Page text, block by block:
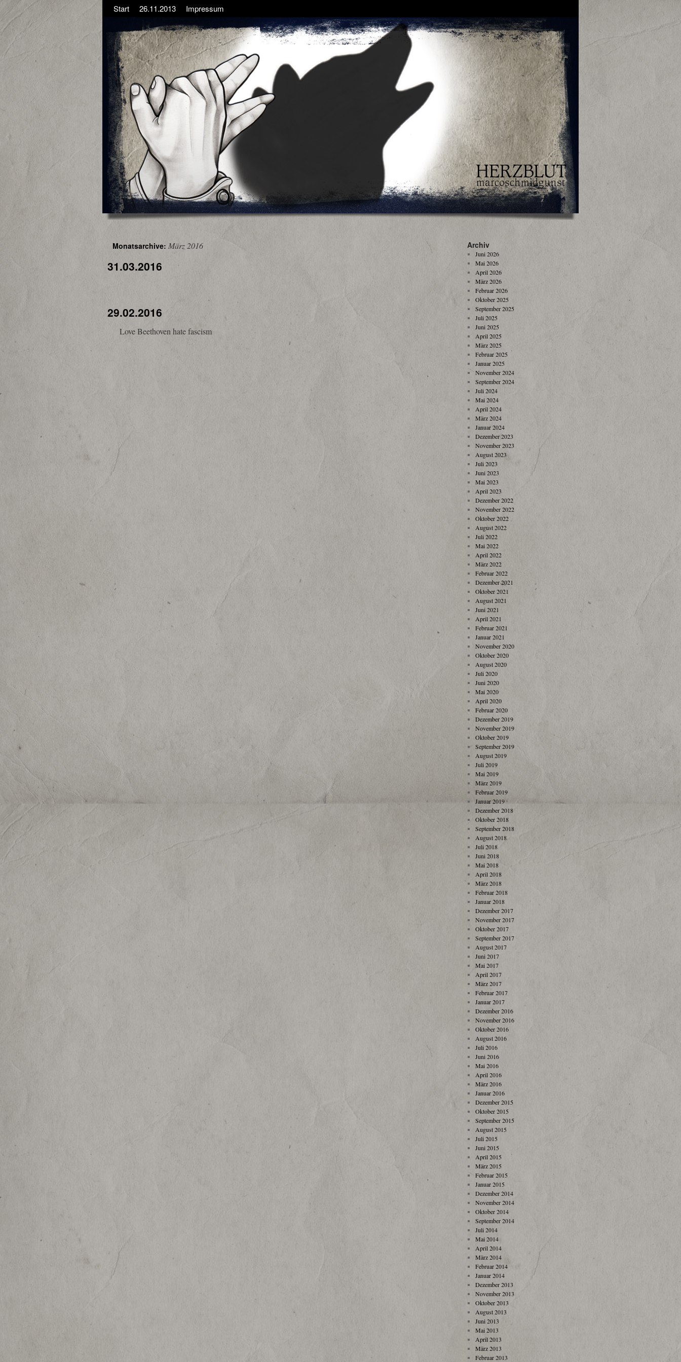
Start 26.11.2013 Impressum
Monatsarchive: März 2016
31.03.2016
29.02.2016
Love Beethoven hate fascism
Archiv
Juni 2026
Mai 2026
April 2026
März 2026
Februar 2026
Oktober 2025
September 2025
Juli 2025
Juni 2025
April 2025
März 2025
Februar 2025
Januar 2025
November 2024
September 2024
Juli 2024
Mai 2024
April 2024
März 2024
Januar 2024
Dezember 2023
November 2023
August 2023
Juli 2023
Juni 2023
Mai 2023
April 2023
Dezember 2022
November 2022
Oktober 2022
August 2022
Juli 2022
Mai 2022
April 2022
März 2022
Februar 2022
Dezember 2021
Oktober 2021
August 2021
Juni 2021
April 2021
Februar 2021
Januar 2021
November 2020
Oktober 2020
August 2020
Juli 2020
Juni 2020
Mai 2020
April 2020
Februar 2020
Dezember 2019
November 2019
Oktober 2019
September 2019
August 2019
Juli 2019
Mai 2019
März 2019
Februar 2019
Januar 2019
Dezember 2018
Oktober 2018
September 2018
August 2018
Juli 2018
Juni 2018
Mai 2018
April 2018
März 2018
Februar 2018
Januar 2018
Dezember 2017
November 2017
Oktober 2017
September 2017
August 2017
Juni 2017
Mai 2017
April 2017
März 2017
Februar 2017
Januar 2017
Dezember 2016
November 2016
Oktober 2016
August 2016
Juli 2016
Juni 2016
Mai 2016
April 2016
März 2016
Januar 2016
Dezember 2015
Oktober 2015
September 2015
August 2015
Juli 2015
Juni 2015
April 2015
März 2015
Februar 2015
Januar 2015
Dezember 2014
November 2014
Oktober 2014
September 2014
Juli 2014
Mai 2014
April 2014
März 2014
Februar 2014
Januar 2014
Dezember 2013
November 2013
Oktober 2013
August 2013
Juni 2013
Mai 2013
April 2013
März 2013
Februar 2013